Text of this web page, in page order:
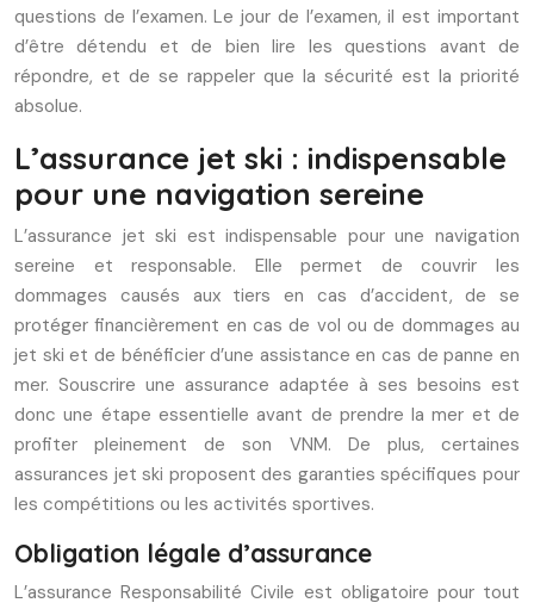
questions de l’examen. Le jour de l’examen, il est important
d’être détendu et de bien lire les questions avant de
répondre, et de se rappeler que la sécurité est la priorité
absolue.
L’assurance jet ski : indispensable
pour une navigation sereine
L’assurance jet ski est indispensable pour une navigation
sereine et responsable. Elle permet de couvrir les
dommages causés aux tiers en cas d’accident, de se
protéger financièrement en cas de vol ou de dommages au
jet ski et de bénéficier d’une assistance en cas de panne en
mer. Souscrire une assurance adaptée à ses besoins est
donc une étape essentielle avant de prendre la mer et de
profiter pleinement de son VNM. De plus, certaines
assurances jet ski proposent des garanties spécifiques pour
les compétitions ou les activités sportives.
Obligation légale d’assurance
L’assurance Responsabilité Civile est obligatoire pour tout